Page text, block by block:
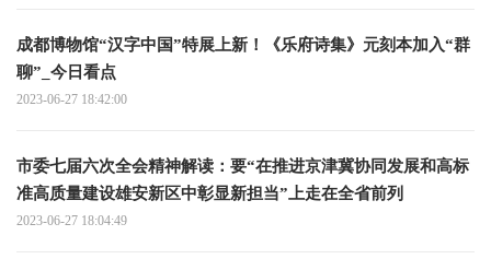
成都博物馆“汉字中国”特展上新！《乐府诗集》元刻本加入“群
聊”_今日看点
2023-06-27 18:42:00
市委七届六次全会精神解读：要“在推进京津冀协同发展和高标
准高质量建设雄安新区中彰显新担当”上走在全省前列
2023-06-27 18:04:49